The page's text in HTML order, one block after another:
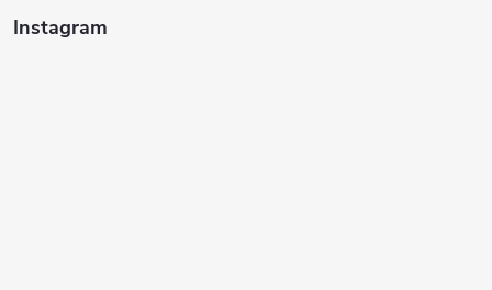
Instagram